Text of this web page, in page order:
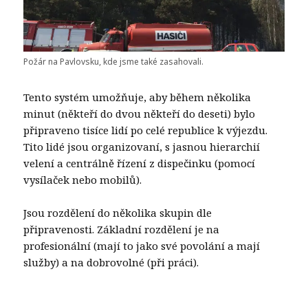
Požár na Pavlovsku, kde jsme také zasahovali.
Tento systém umožňuje, aby během několika
minut (někteří do dvou někteří do deseti) bylo
připraveno tisíce lidí po celé republice k výjezdu.
Tito lidé jsou organizovaní, s jasnou hierarchií
velení a centrálně řízení z dispečinku (pomocí
vysílaček nebo mobilů).
Jsou rozdělení do několika skupin dle
připravenosti. Základní rozdělení je na
profesionální (mají to jako své povolání a mají
služby) a na dobrovolné (při práci).